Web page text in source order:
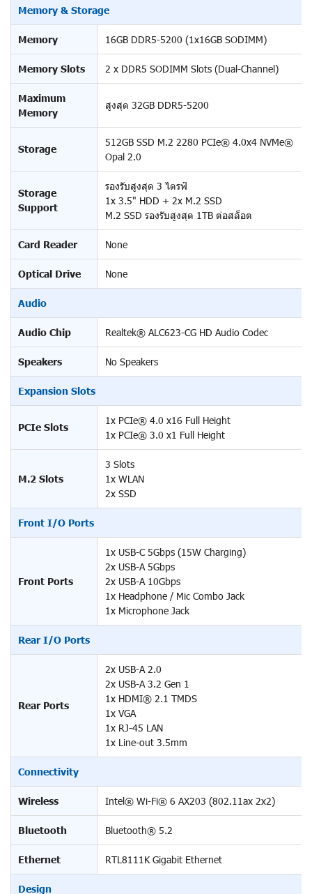
Memory & Storage
Memory 16GB DDR5-5200 (1x16GB SODIMM)
Memory Slots 2 x DDR5 SODIMM Slots (Dual-Channel)
Maximum
Memory
สูงสุด 32GB DDR5-5200
Storage
512GB SSD M.2 2280 PCIe® 4.0x4 NVMe®
Opal 2.0
Storage
Support
รองรับสูงสุด 3 ไดรฟ์
1x 3.5" HDD + 2x M.2 SSD
M.2 SSD รองรับสูงสุด 1TB ต่อสล็อต
Card Reader None
Optical Drive None
Audio
Audio Chip Realtek® ALC623-CG HD Audio Codec
Speakers No Speakers
Expansion Slots
PCIe Slots
1x PCIe® 4.0 x16 Full Height
1x PCIe® 3.0 x1 Full Height
M.2 Slots
3 Slots
1x WLAN
2x SSD
Front I/O Ports
Front Ports
1x USB-C 5Gbps (15W Charging)
2x USB-A 5Gbps
2x USB-A 10Gbps
1x Headphone / Mic Combo Jack
1x Microphone Jack
Rear I/O Ports
Rear Ports
2x USB-A 2.0
2x USB-A 3.2 Gen 1
1x HDMI® 2.1 TMDS
1x VGA
1x RJ-45 LAN
1x Line-out 3.5mm
Connectivity
Wireless Intel® Wi-Fi® 6 AX203 (802.11ax 2x2)
Bluetooth Bluetooth® 5.2
Ethernet RTL8111K Gigabit Ethernet
Design